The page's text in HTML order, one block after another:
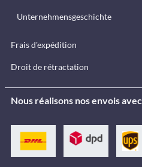
Unternehmensgeschichte
Frais d'expédition
Droit de rétractation
Nous réalisons nos envois avec